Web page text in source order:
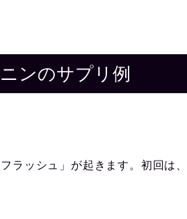
ンのサプリ例
ラッシュ」が起きます。初回は